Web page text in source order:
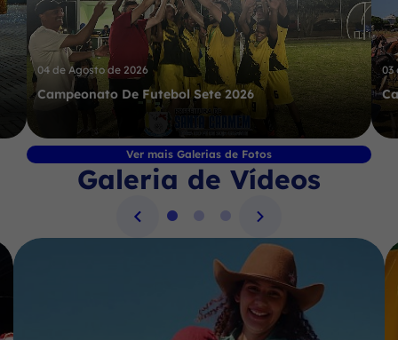
04 de Agosto de 2026
Campeonato De Futebol Sete 2026
03
Ver mais Galerias de Fotos
Seção Galeria de Vídeos
Galeria de Vídeos